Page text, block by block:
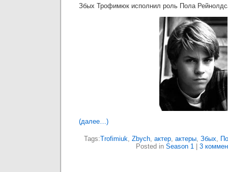
Збых Трофимюк исполнил роль Пола
(далее…)
Tags:Trofimiuk, Zbych, актер, актеры, Збых,
Posted in Season 1 3